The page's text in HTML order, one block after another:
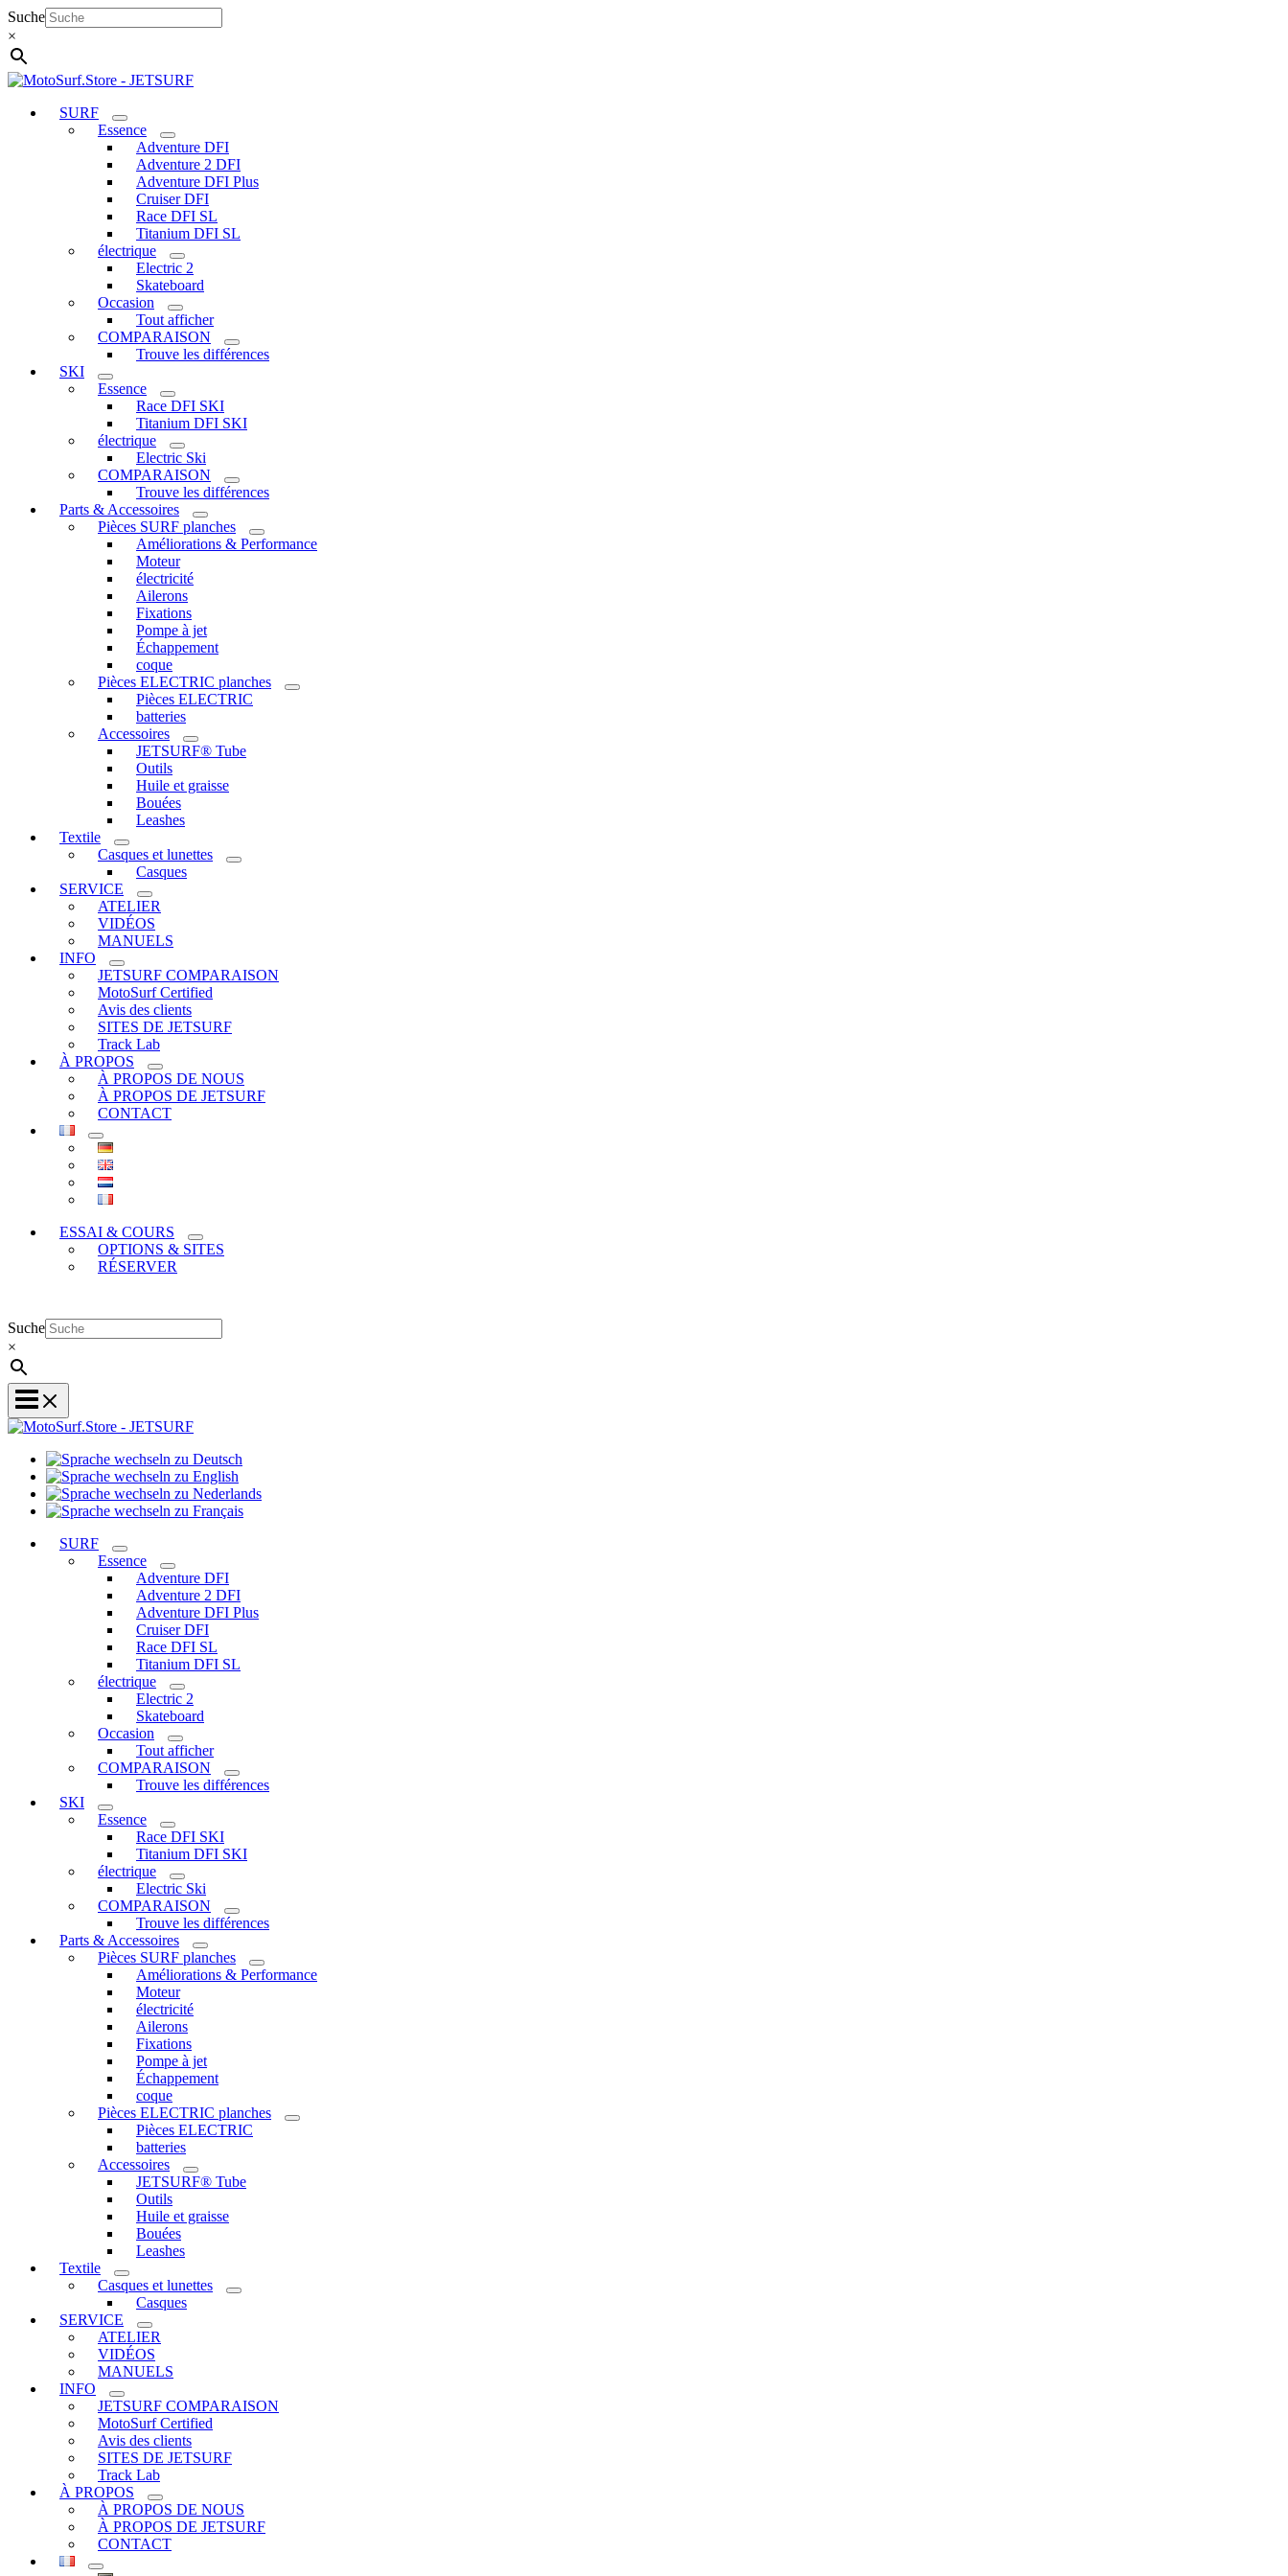
Aller
au
contenu
Suche
×
SURF
Essence
Adventure DFI
Adventure 2 DFI
Adventure DFI Plus
Cruiser DFI
Race DFI SL
Titanium DFI SL
électrique
Electric 2
Skateboard
Occasion
Tout afficher
COMPARAISON
Trouve les différences
SKI
Essence
Race DFI SKI
Titanium DFI SKI
électrique
Electric Ski
COMPARAISON
Trouve les différences
Parts & Accessoires
Pièces SURF planches
Améliorations & Performance
Moteur
électricité
Ailerons
Fixations
Pompe à jet
Échappement
coque
Pièces ELECTRIC planches
Pièces ELECTRIC
batteries
Accessoires
JETSURF® Tube
Outils
Huile et graisse
Bouées
Leashes
Textile
Casques et lunettes
Casques
SERVICE
ATELIER
VIDÉOS
MANUELS
INFO
JETSURF COMPARAISON
MotoSurf Certified
Avis des clients
SITES DE JETSURF
Track Lab
À PROPOS
À PROPOS DE NOUS
À PROPOS DE JETSURF
CONTACT
ESSAI & COURS
OPTIONS & SITES
RÉSERVER
Suche
×
zu
Deutsch
wechseln
zu
Sprache
Sprache
SURF
Essence
Adventure DFI
Adventure 2 DFI
Adventure DFI Plus
Cruiser DFI
Race DFI SL
Titanium DFI SL
électrique
Electric 2
Skateboard
Occasion
Tout afficher
COMPARAISON
Trouve les différences
SKI
Essence
Race DFI SKI
Titanium DFI SKI
électrique
Electric Ski
COMPARAISON
Trouve les différences
Parts & Accessoires
Pièces SURF planches
Améliorations & Performance
Moteur
électricité
Ailerons
Fixations
Pompe à jet
Échappement
coque
Pièces ELECTRIC planches
Pièces ELECTRIC
batteries
Accessoires
JETSURF® Tube
Outils
Huile et graisse
Bouées
Leashes
Textile
Casques et lunettes
Casques
SERVICE
ATELIER
VIDÉOS
MANUELS
INFO
JETSURF COMPARAISON
MotoSurf Certified
Avis des clients
SITES DE JETSURF
Track Lab
À PROPOS
À PROPOS DE NOUS
À PROPOS DE JETSURF
CONTACT